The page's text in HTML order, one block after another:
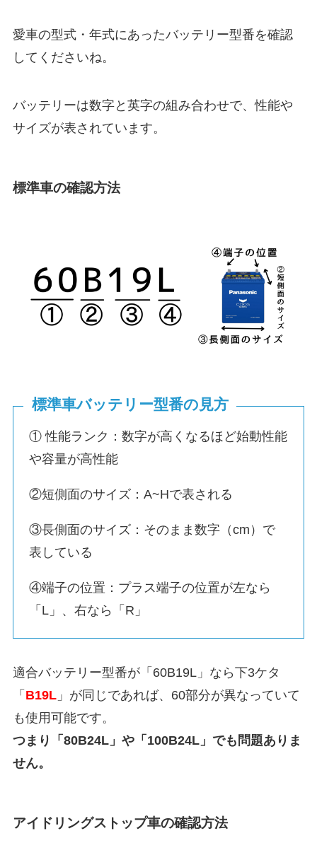
愛車の型式・年式にあったバッテリー型番を確認
してくださいね。
バッテリーは数字と英字の組み合わせで、性能や
サイズが表されています。
標準車の確認方法
標準車バッテリー型番の見方
① 性能ランク：数字が高くなるほど始動性能
や容量が高性能
②短側面のサイズ：A~Hで表される
③長側面のサイズ：そのまま数字（cm）で
表している
④端子の位置：プラス端子の位置が左なら
「L」、右なら「R」
適合バッテリー型番が「60B19L」なら下3ケタ
「 B19L」が同じであれば、60部分が異なっていて
も使用可能です。
つまり「80B24L」や「100B24L」でも問題ありま
せん。
アイドリングストップ車の確認方法